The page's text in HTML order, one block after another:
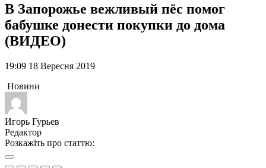
В Запорожье вежливый пёс помог
бабушке донести покупки до дома
(ВИДЕО)
19:09 18 Вересня 2019
Новини
Игорь Гурьев
Редактор
Розкажіть про статтю: